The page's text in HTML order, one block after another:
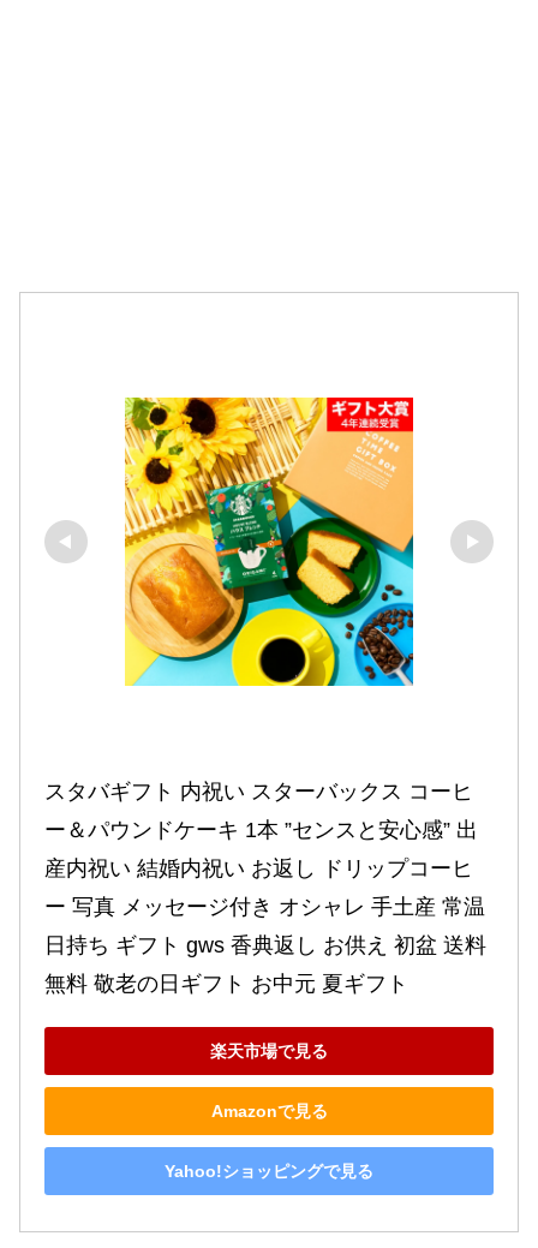
スタバギフト 内祝い スターバックス コーヒ
ー＆パウンドケーキ 1本 ”センスと安心感” 出
産内祝い 結婚内祝い お返し ドリップコーヒ
ー 写真 メッセージ付き オシャレ 手土産 常温
日持ち ギフト gws 香典返し お供え 初盆 送料
無料 敬老の日ギフト お中元 夏ギフト
楽天市場で見る
Amazonで見る
Yahoo!ショッピングで見る